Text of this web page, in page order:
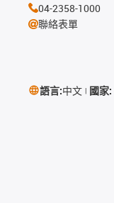
04-2358-1000
聯絡表單
語言:中文 國家: